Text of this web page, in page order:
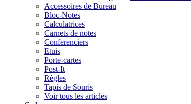
Accessoires de Bureau
Bloc-Notes
Calculatrices
Carnets de notes
Conferenciers
Etuis
Porte-cartes
Post-It
Règles
Tapis de Souris
Voir tous les articles